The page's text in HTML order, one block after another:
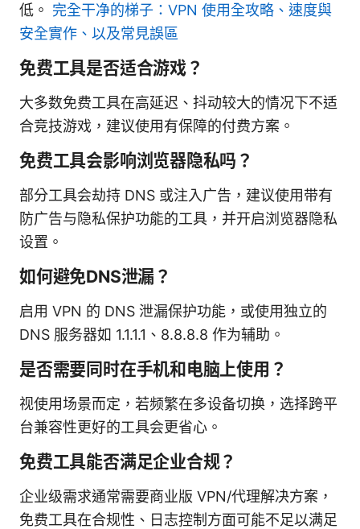
低。 完全干净的梯子：VPN 使用全攻略、速度與
安全實作、以及常見誤區
免费工具是否适合游戏？
大多数免费工具在高延迟、抖动较大的情况下不适
合竞技游戏，建议使用有保障的付费方案。
免费工具会影响浏览器隐私吗？
部分工具会劫持 DNS 或注入广告，建议使用带有
防广告与隐私保护功能的工具，并开启浏览器隐私
设置。
如何避免DNS泄漏？
启用 VPN 的 DNS 泄漏保护功能，或使用独立的
DNS 服务器如 1.1.1.1、8.8.8.8 作为辅助。
是否需要同时在手机和电脑上使用？
视使用场景而定，若频繁在多设备切换，选择跨平
台兼容性更好的工具会更省心。
免费工具能否满足企业合规？
企业级需求通常需要商业版 VPN/代理解决方案，
免费工具在合规性、日志控制方面可能不足以满足